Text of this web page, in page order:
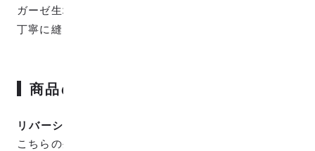
ガーゼ生地は柔らかいのでミシン掛けの際はゆっくり
丁寧に縫い進める事をオススメします。
商品の特徴
リバーシブルで使用可能
こちらの生地は表裏で色が反転しているのでリバーシ